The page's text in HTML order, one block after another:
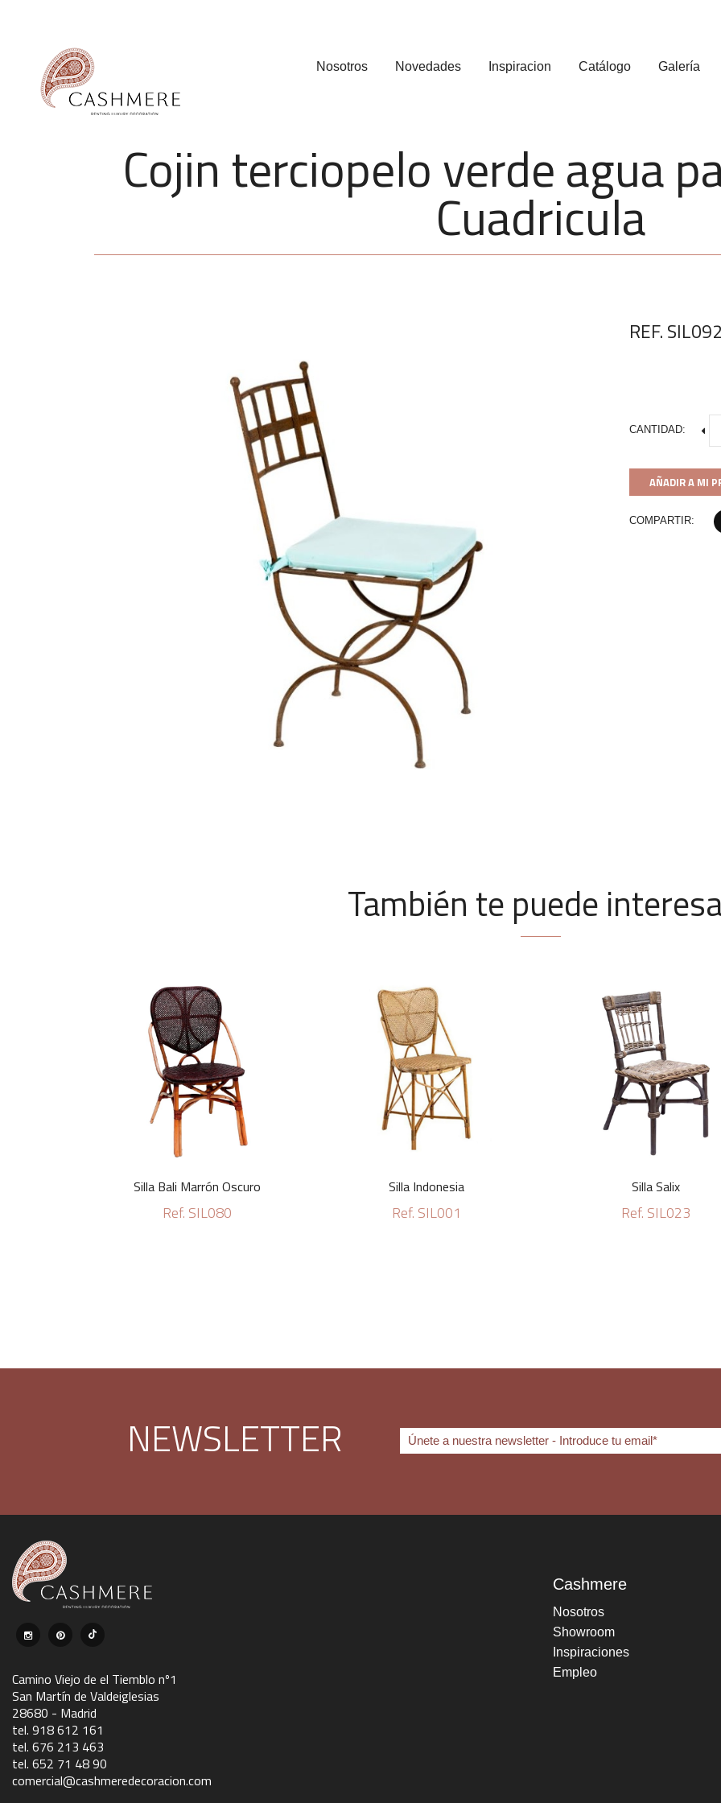
Nosotros Novedades Inspiracion Catálogo Galería
Cojin terciopelo verde agua
Cuadricula
REF.
CANTIDAD:
AÑADIR A MI
COMPARTIR:
También te puede
Silla Bali Marrón Oscuro
Ref. SIL080
Silla Indonesia
Ref. SIL001
Silla Salix
Ref. SIL023
NEWSLETTER
Camino Viejo de el Tiemblo nº1
San Martín de Valdeiglesias
28680 - Madrid
tel. 918 612 161
tel. 676 213 463
tel. 652 71 48 90
comercial@cashmeredecoracion.com
Cashmere
Nosotros
Showroom
Inspiraciones
Empleo